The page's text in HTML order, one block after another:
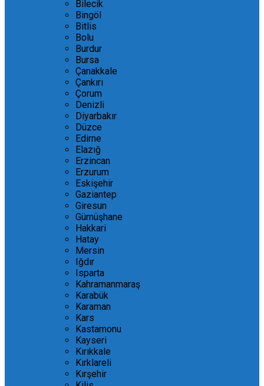
Bilecik
Bingöl
Bitlis
Bolu
Burdur
Bursa
Çanakkale
Çankırı
Çorum
Denizli
Diyarbakır
Düzce
Edirne
Elazığ
Erzincan
Erzurum
Eskişehir
Gaziantep
Giresun
Gümüşhane
Hakkari
Hatay
Mersin
Iğdır
Isparta
Kahramanmaraş
Karabük
Karaman
Kars
Kastamonu
Kayseri
Kırıkkale
Kırklareli
Kırşehir